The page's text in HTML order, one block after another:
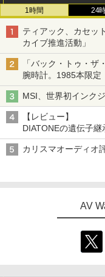
1時間 24
ティアック、カセッ
カイブ推進活動」
「バック・トゥ・
腕時計。1985本限定
MSI、世界初インク
【レビュー】
DIATONEの遺伝子継
音”Tecnologia e
カリスマオーディオ
AV